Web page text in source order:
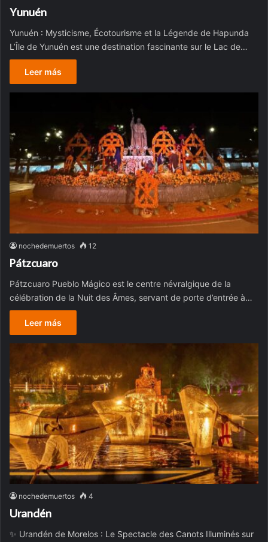
Yunuén
Yunuén : Mysticisme, Écotourisme et la Légende de Hapunda
L’Île de Yunuén est une destination fascinante sur le Lac de…
Leer más
nochedemuertos 12
Pátzcuaro
Pátzcuaro Pueblo Mágico est le centre névralgique de la
célébration de la Nuit des Âmes, servant de porte d’entrée à…
Leer más
nochedemuertos 4
Urandén
✨ Urandén de Morelos : Le Spectacle des Canots Illuminés sur